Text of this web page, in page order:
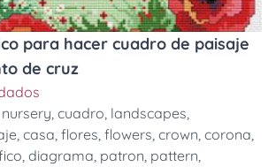
para hacer cuadro de paisaje
de cruz
nursery, cuadro, landscapes,
, casa, flores, flowers, crown, corona,
, diagrama, patron, pattern,